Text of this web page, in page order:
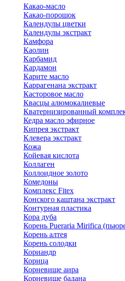
Какао-масло
Какао-порошок
Календулы цветки
Календулы экстракт
Камфора
Каолин
Карбамид
Кардамон
Карите масло
Каррагенана экстракт
Касторовое масло
Квасцы алюмокалиевые
Кватернизированный
Кедра масло эфирное
Кипрея экстракт
Клевера экстракт
Кожа
Койевая кислота
Коллаген
Коллоидное золото
Комедоны
Комплекс Fitex
Конского каштана экстракт
Контурная пластика
Кора дуба
Корень Pueraria Mirifica
Корень алтея
Корень солодки
Кориандр
Корица
Корневище аира
Корневище бадана